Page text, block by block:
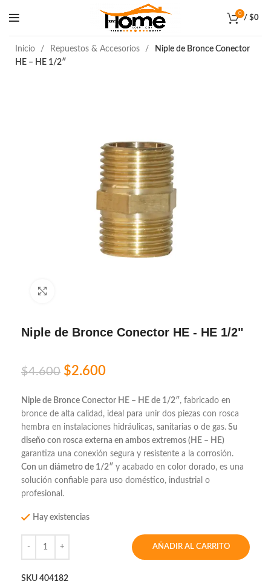
0
/ $0
Inicio Repuestos & Accesorios
Niple de Bronce Conector
HE – HE 1/2″
Niple de Bronce Conector HE - HE 1/2"
$4.600 $2.600
Niple de Bronce Conector HE – HE de 1/2″, fabricado en
bronce de alta calidad, ideal para unir dos piezas con rosca
hembra en instalaciones hidráulicas, sanitarias o de gas. Su
diseño con rosca externa en ambos extremos (HE – HE)
garantiza una conexión segura y resistente a la corrosión.
Con un diámetro de 1/2″ y acabado en color dorado, es una
solución confiable para uso doméstico, industrial o
profesional.
Hay existencias
AÑADIR AL CARRITO
SKU 404182